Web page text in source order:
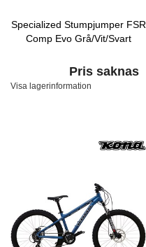
Specialized Stumpjumper FSR
Comp Evo Grå/Vit/Svart
Pris saknas
Visa lagerinformation